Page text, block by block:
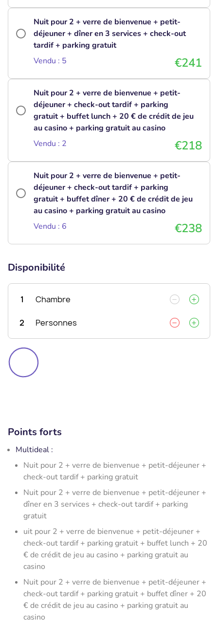
Nuit pour 2 + verre de bienvenue + petit-
déjeuner + dîner en 3 services + check-out
tardif + parking gratuit
Vendu : 5
€241
Nuit pour 2 + verre de bienvenue + petit-
déjeuner + check-out tardif + parking
gratuit + buffet lunch + 20 € de crédit de jeu
au casino + parking gratuit au casino
Vendu : 2
€218
Nuit pour 2 + verre de bienvenue + petit-
déjeuner + check-out tardif + parking
gratuit + buffet dîner + 20 € de crédit de jeu
au casino + parking gratuit au casino
Vendu : 6
€238
Disponibilité
1 Chambre
2 Personnes
Points forts
Multideal :
Nuit pour 2 + verre de bienvenue + petit-déjeuner +
check-out tardif + parking gratuit
Nuit pour 2 + verre de bienvenue + petit-déjeuner +
dîner en 3 services + check-out tardif + parking
gratuit
uit pour 2 + verre de bienvenue + petit-déjeuner +
check-out tardif + parking gratuit + buffet lunch + 20
€ de crédit de jeu au casino + parking gratuit au
casino
Nuit pour 2 + verre de bienvenue + petit-déjeuner +
check-out tardif + parking gratuit + buffet dîner + 20
€ de crédit de jeu au casino + parking gratuit au
casino